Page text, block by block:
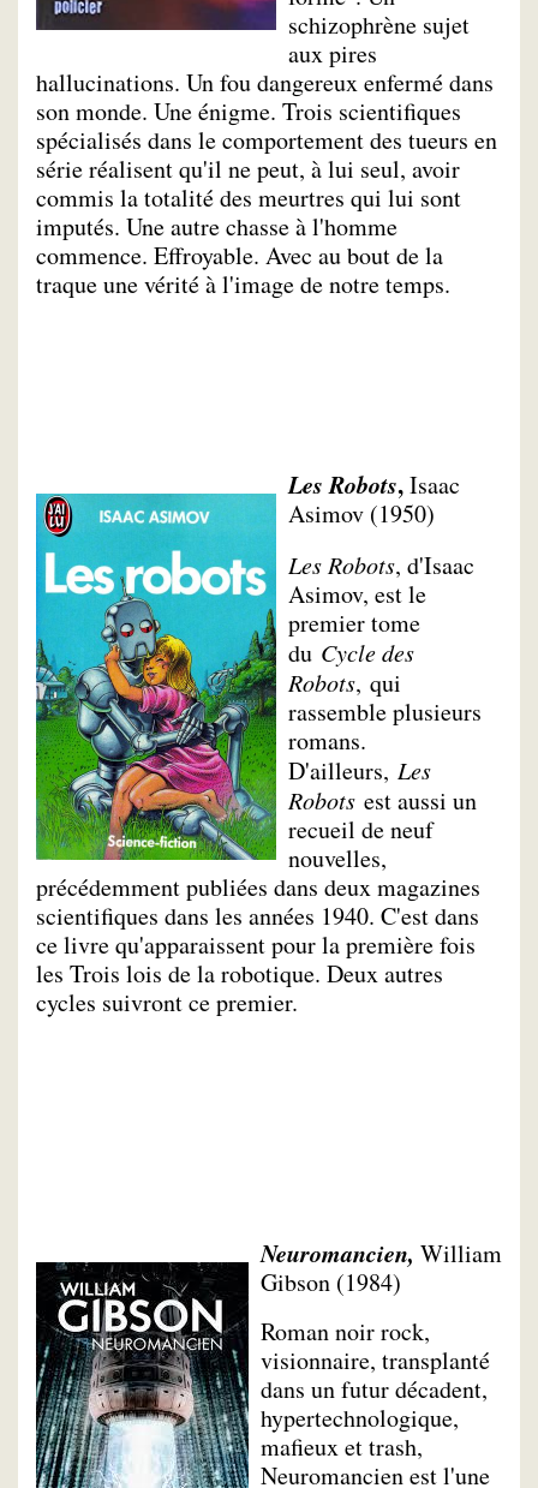
schizophrène sujet
aux pires
hallucinations. Un fou dangereux enfermé dans
son monde. Une énigme. Trois scientifiques
spécialisés dans le comportement des tueurs en
série réalisent qu'il ne peut, à lui seul, avoir
commis la totalité des meurtres qui lui sont
imputés. Une autre chasse à l'homme
commence. Effroyable. Avec au bout de la
traque une vérité à l'image de notre temps.
Les Robots,Isaac
Asimov (1950)
Les Robots, d'Isaac
Asimov, est le
premier tome
du Cycle des
Robots, qui
rassemble plusieurs
romans.
D'ailleurs, Les
Robots est aussi un
recueil de neuf
nouvelles,
précédemment publiées dans deux magazines
scientifiques dans les années 1940. C'est dans
ce livre qu'apparaissent pour la première fois
les Trois lois de la robotique. Deux autres
cycles suivront ce premier.
Neuromancien, William
Gibson (1984)
Roman noir rock,
visionnaire, transplanté
dans un futur décadent,
hypertechnologique,
mafieux et trash,
Neuromancien est l'une